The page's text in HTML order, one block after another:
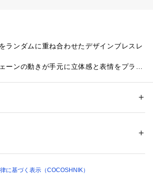
ランダムに重ね合わせたデザインブレスレ
ーンの動きが手元に立体感と表情をプラス
するので、重ね付けなしでもスタイリング
ド（767－41280）もございます。
をしにくくしてくれる「クリアコーティン
様や寸法に個体差がございます。予めご
に基づく表示（COCOSHNIK）